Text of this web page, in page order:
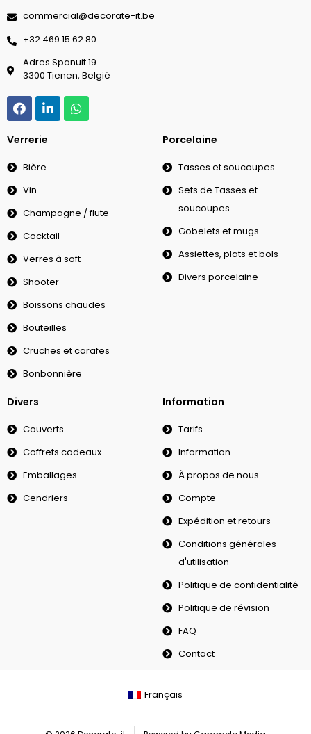
commercial@decorate-it.be
‭+32 469 15 62 80‬
Adres Spanuit 19
3300 Tienen, België
Verrerie
Bière
Vin
Champagne / flute
Cocktail
Verres à soft
Shooter
Boissons chaudes
Bouteilles
Cruches et carafes
Bonbonnière
Porcelaine
Tasses et soucoupes
Sets de Tasses et
soucoupes
Gobelets et mugs
Assiettes, plats et bols
Divers porcelaine
Divers
Couverts
Coffrets cadeaux
Emballages
Cendriers
Information
Tarifs
Information
À propos de nous
Compte
Expédition et retours
Conditions générales
d'utilisation
Politique de confidentialité
Politique de révision
FAQ
Contact
Français